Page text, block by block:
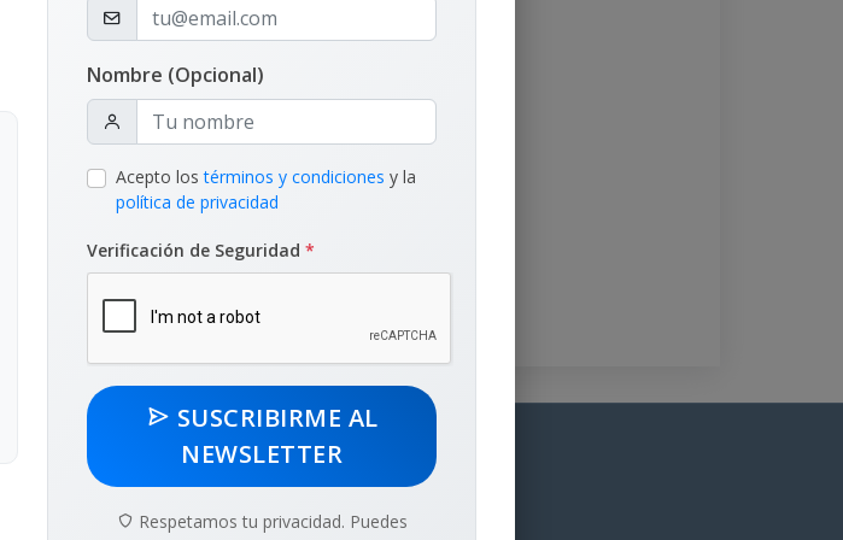
Newsletter
Nombre (Opcional)
Acepto lostérminos y condiciones y la
política de privacidad
Verificación de Seguridad *
SUSCRIBIRME AL
NEWSLETTER
Respetamos tu privacidad. Puedes